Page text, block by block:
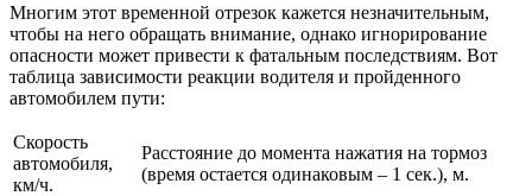
Многим этот временной отрезок кажется незначительным,
чтобы на него обращать внимание, однако игнорирование
опасности может привести к фатальным последствиям. Вот
таблица зависимости реакции водителя и пройденного
автомобилем пути:
Скорость
автомобиля,
км/ч.
Расстояние до момента нажатия на тормоз
(время остается одинаковым – 1 сек.), м.